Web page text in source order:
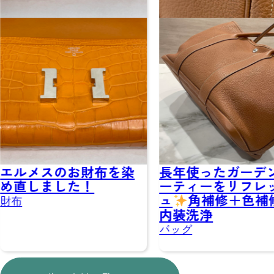
長年使ったガーデンパ
ーティーをリフレッシ
ュ 角補修＋色補修＋
爽やかなブル
がふたたび晴
｜エルメス
リアの全体補
バッグ